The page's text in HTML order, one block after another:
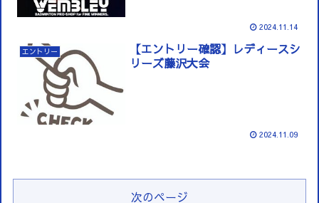
2024.11.14
エントリー
【エントリー確認】レディースシ
リーズ藤沢大会
2024.11.09
次のページ